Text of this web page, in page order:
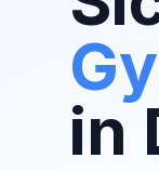
in